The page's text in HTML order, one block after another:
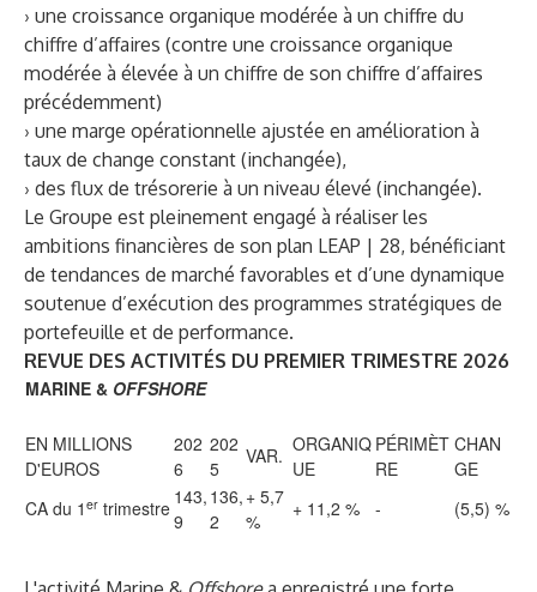
› une croissance organique modérée à un chiffre du
chiffre d’affaires (contre une croissance organique
modérée à élevée à un chiffre de son chiffre d’affaires
précédemment)
› une marge opérationnelle ajustée en amélioration à
taux de change constant (inchangée),
› des flux de trésorerie à un niveau élevé (inchangée).
Le Groupe est pleinement engagé à réaliser les
ambitions financières de son plan LEAP | 28, bénéficiant
de tendances de marché favorables et d’une dynamique
soutenue d’exécution des programmes stratégiques de
portefeuille et de performance.
REVUE DES ACTIVITÉS DU PREMIER TRIMESTRE 2026
MARINE & OFFSHORE
EN MILLIONS
D'EUROS
202
6
202
5
VAR. ORGANIQ
UE
PÉRIMÈT
RE
CHAN
GE
CA du 1 er trimestre 143,
9
136,
2
+ 5,7
%
+ 11,2 % - (5,5) %